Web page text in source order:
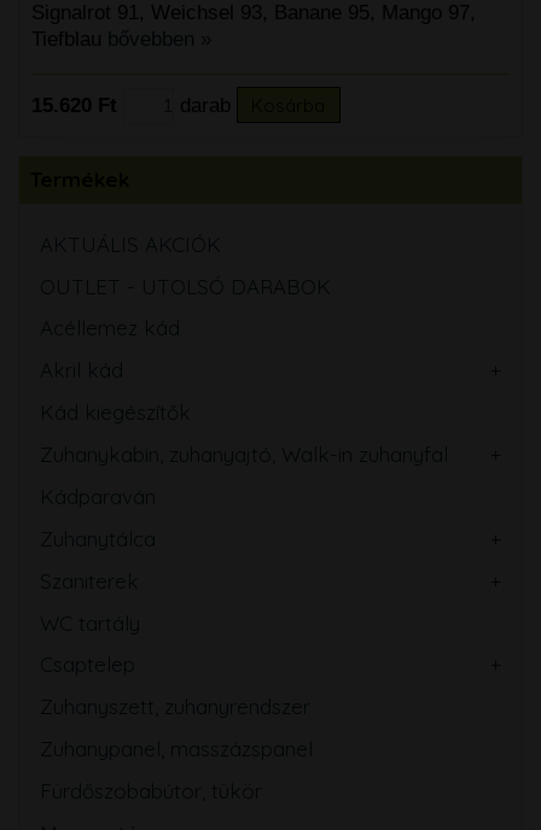
Signalrot 91, Weichsel 93, Banane 95, Mango 97,
Tiefblau bővebben »
15.620 Ft darab
AKTUÁLIS AKCIÓK
OUTLET - UTOLSÓ DARABOK
Acéllemez kád
Akril kád
Kád kiegészítők
Zuhanykabin, zuhanyajtó, Walk-in zuhanyfal
Kádparaván
Zuhanytálca
Szaniterek
WC tartály
Csaptelep
Zuhanyszett, zuhanyrendszer
Zuhanypanel, masszázspanel
Fürdőszobabútor, tükör